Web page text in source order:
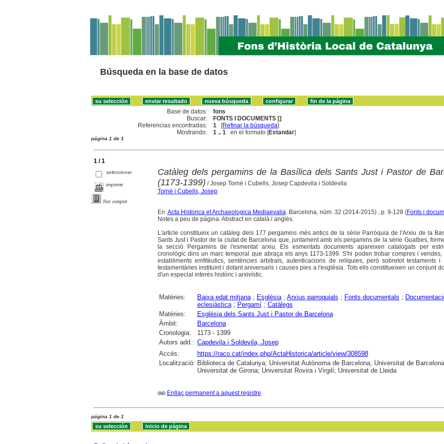
Búsqueda en la base de datos
Base de datos:
fons
Buscar:
FONTS I DOCUMENTS []
Referencias encontradas:
1 [Refinar la búsqueda]
Mostrando:
1 .. 1 en el formato [Estandar]
página 1 de 1
1 / 1
seleccionar
imprimir
Text complet
Catàleg dels pergamins de la Basílica dels Sants Just i Pastor de
(1173-1399) / Josep Torné i Cubells, Josep Capdevila i Soldevila
Torné i Cubells, Josep
En:Acta Historica et Archaeologica Mediaevalia. Barcelona, núm. 32 (2014-2015) , p. 9-128 (Fonts i
Notes a peu de pàgina. Abstract en català i anglès.
L'article constitueix un catàleg dels 177 pergamins més antics de la sèrie Parròquia de l'Arxiu de la
Sants Just i Pastor de la ciutat de Barcelona que, juntament amb els pergamins de la sèrie Gualbes,
la secció Pergamins de l'esmentat arxiu. Els esmentats documents apareixen catalogats per
cronològic dins un marc temporal que abraça els anys 1173-1399. S'hi poden trobar compres i vendes,
establiments emfitèutics, sentències arbitrals, autenticacions de relíquies, però sobretot testaments i
testamentàries instituint i dotant aniversaris i causes pies a l'església. Tots ells constitueixen un conjunt
d'un especial interès històric i arxivístic.
Matèries: Baixa edat mitjana; Església; Arxius parroquials ; Fonts documentals ;
eclesiàstica; Pergamí; Catàlegs
Matèries:
Església dels Sants Just i Pastor de Barcelona
Àmbit:
Barcelona
Cronologia:
1173 - 1399
Autors add.: Capdevila i Soldevila, Josep
Accés:
https://raco.cat/index.php/ActaHistorica/article/view/308598
Localització: Biblioteca de Catalunya; Universitat Autònoma de Barcelona; Universitat de
Universitat de Girona; Universitat Rovira i Virgili; Universitat de Lleida
Enllaç permanent a aquest registre
página 1 de 1